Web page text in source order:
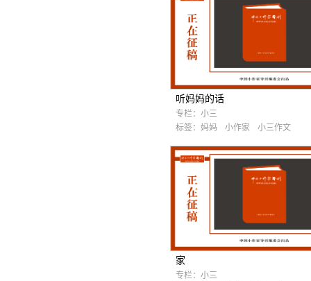
听妈妈的话
专栏： 小三
标签： 妈妈 小作家 小三作文
家
专栏： 小三